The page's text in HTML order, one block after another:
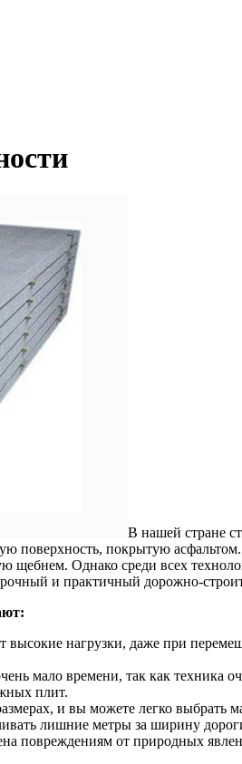
В нашей стране
поверхность, покрытую
Однако среди всех
и практичный дорожно-
нагрузки, даже при
мало времени, так как
плит.
и вы можете легко выбрать
лишние метры за ширину
повреждениям от природных